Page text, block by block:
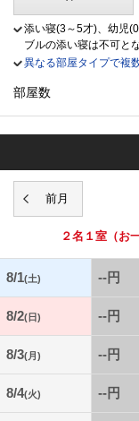
添い寝(3～5才)、幼児
ブルの添い寝は不可と
異なる部屋タイプで複
部屋数
２名１室 （お
8/1(土) --円
8/2(日) --円
8/3(月) --円
8/4(火) --円